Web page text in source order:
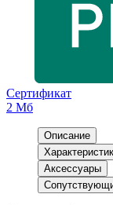
Сертификат
2 Мб
Описание
Аксессуары